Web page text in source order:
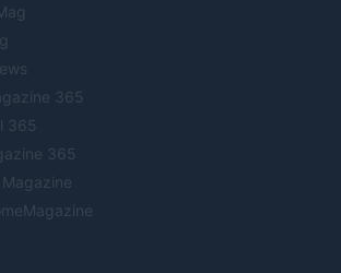
365
365
365